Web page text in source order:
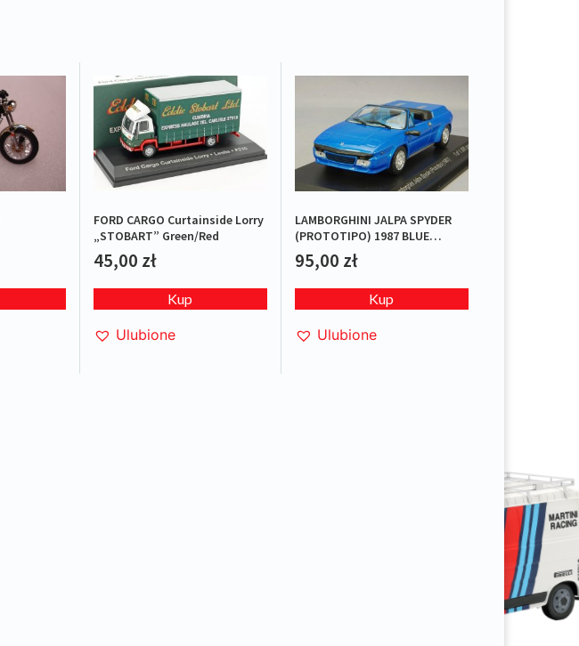
FORD CARGO Curtainside Lorry
„STOBART” Green/Red
45,00 zł
Kup
Ulubione
LAMBORGHINI JALPA SPYDER
(PROTOTIPO) 1987 BLUE
L.E.1/1000
95,00 zł
Kup
Ulubione